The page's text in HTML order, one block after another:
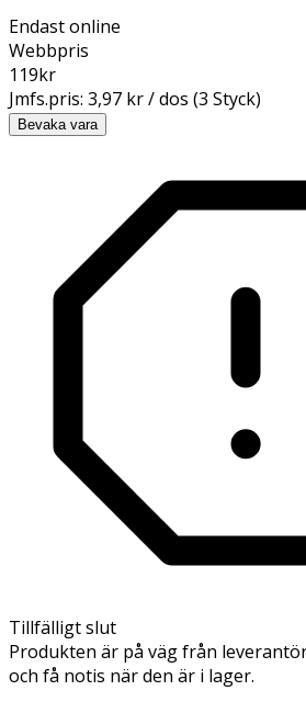
Endast online
Webbpris
119kr
Jmfs.pris: 3,97 kr / dos (3 Styck)
Bevaka vara
Tillfälligt slut
Produkten är på väg från
och få notis när den är i lager.